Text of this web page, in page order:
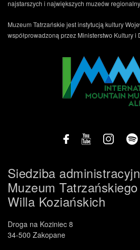
najstarszych i największych muzeów
Muzeum Tatrzańskie jest instytucją kultury
współprowadzoną przez Ministerstwo Kultury i
Siedziba
Muzeum
Willa Koziańskich
Droga na Koziniec 8
34-500 Zakopane